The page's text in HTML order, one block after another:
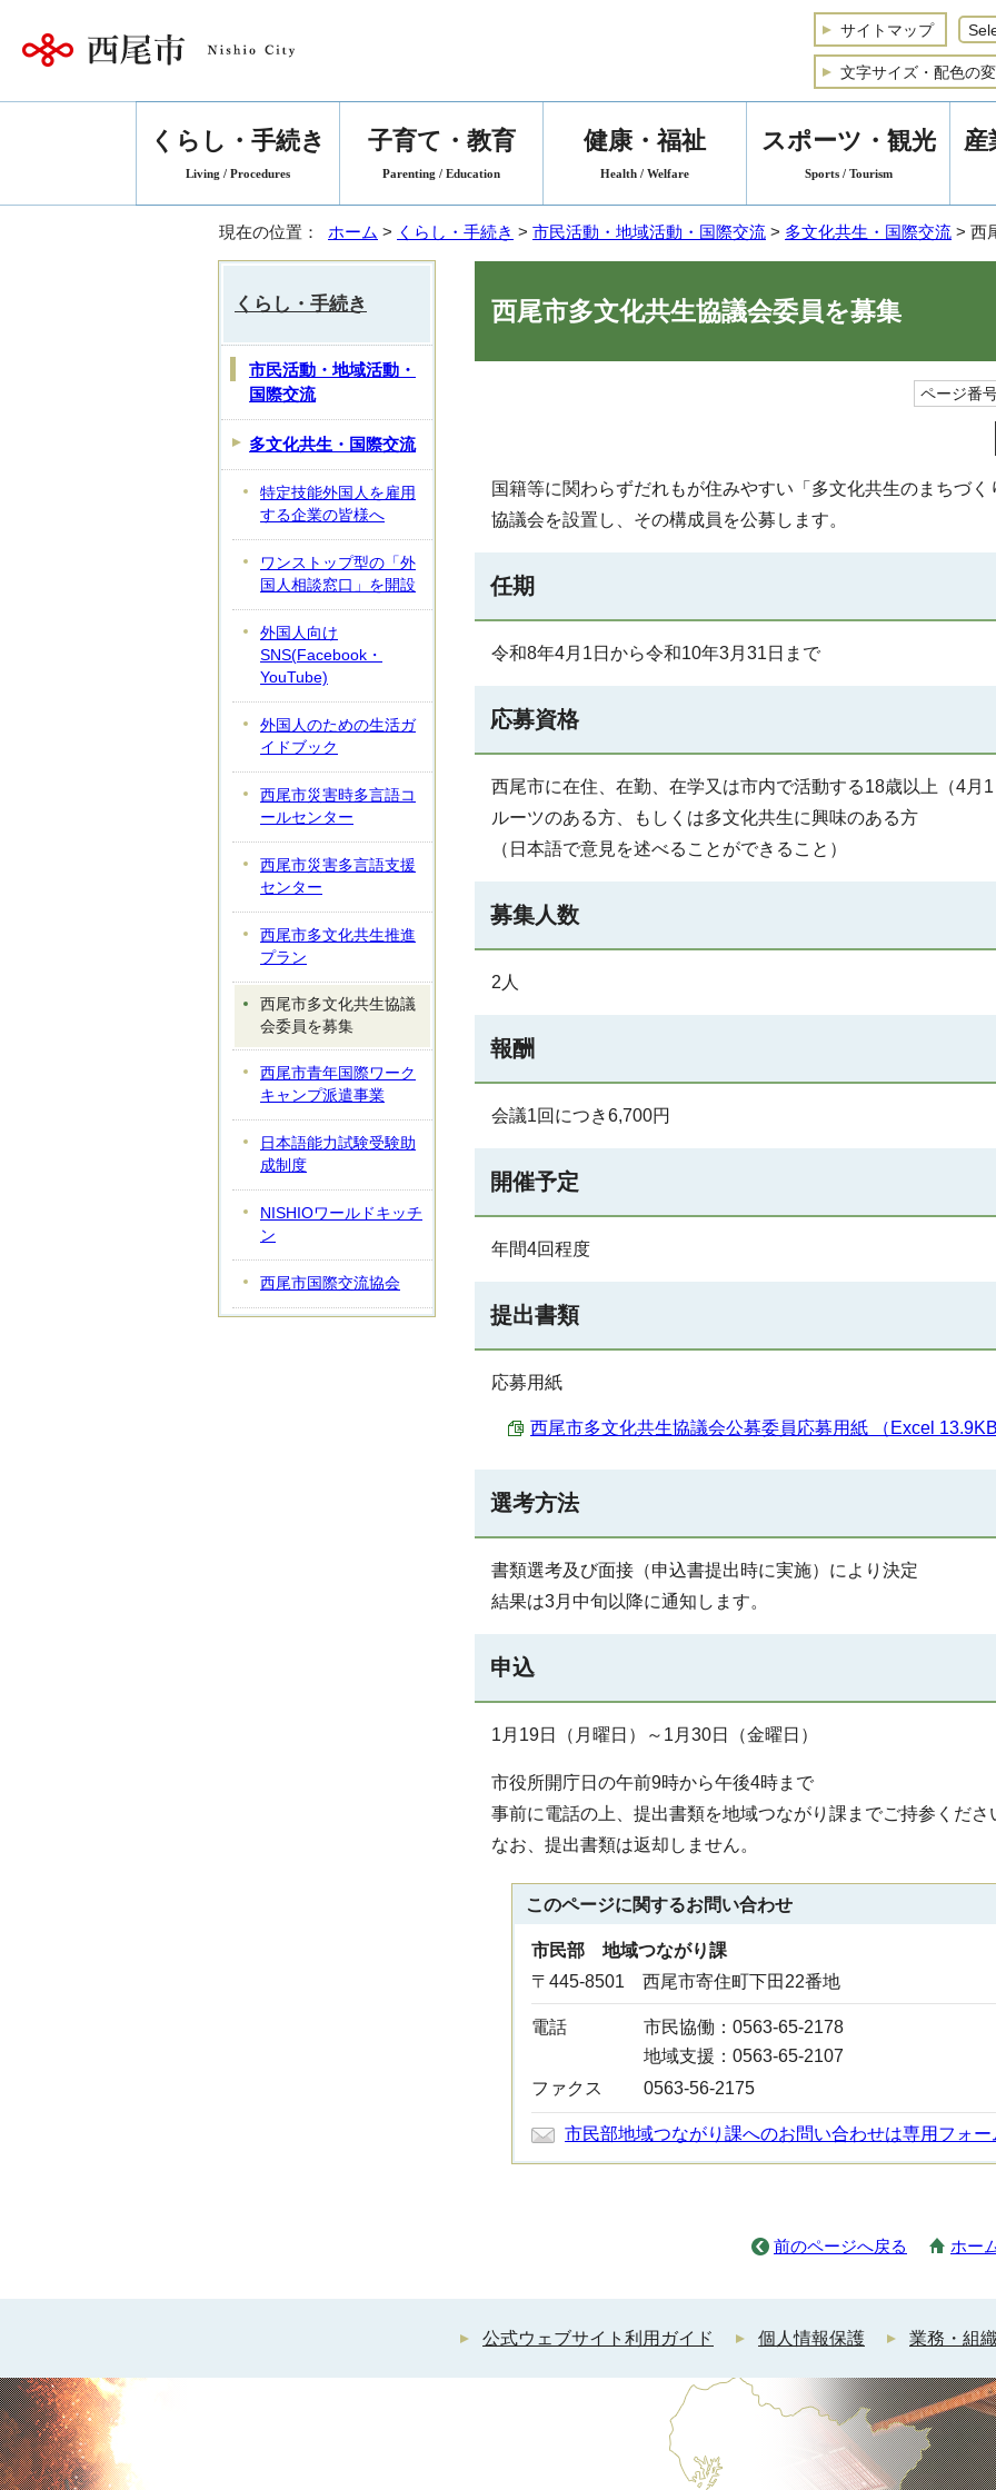
サイトマップ
文字サイズ・配色の
くらし・手続き
Living / Procedures
子育て・教育
Parenting / Education
健康・福祉
Health / Welfare
スポーツ・観光
Sports / Tourism
産
現在の位置： ホーム > くらし・手続き > 市民活動・地域活動・国際交流 > 多文化共生・国際交流 > 西
西尾市多文化共生協議会委員を募集
ページ番
国籍等に関わらずだれもが住みやすい「多文化共生のまちづ
協議会を設置し、その構成員を公募します。
任期
令和8年4月1日から令和10年3月31日まで
応募資格
西尾市に在住、在勤、在学又は市内で活動する18歳以上（4月
ルーツのある方、もしくは多文化共生に興味のある方
（日本語で意見を述べることができること）
募集人数
2人
報酬
会議1回につき6,700円
開催予定
年間4回程度
提出書類
応募用紙
西尾市多文化共生協議会公募委員応募用紙 （Excel
選考方法
書類選考及び面接（申込書提出時に実施）により決定
結果は3月中旬以降に通知します。
申込
1月19日（月曜日）～1月30日（金曜日）
市役所開庁日の午前9時から午後4時まで
事前に電話の上、提出書類を地域つながり課までご持参くださ
なお、提出書類は返却しません。
このページに関するお問い合わせ
市民部 地域つながり課
〒445-8501 西尾市寄住町下田22番地
電話
市民協働：0563-65-2178
地域支援：0563-65-2107
ファクス
0563-56-2175
市民部地域つながり課へのお問い合わせは専用フォ
くらし・手続き
市民活動・地域活動・
国際交流
多文化共生・国際交流
特定技能外国人を雇用
する企業の皆様へ
ワンストップ型の「外
国人相談窓口」を開設
外国人向け
SNS(Facebook・
YouTube)
外国人のための生活ガ
イドブック
西尾市災害時多言語コ
ールセンター
西尾市災害多言語支援
センター
西尾市多文化共生推進
プラン
西尾市多文化共生協議
会委員を募集
西尾市青年国際ワーク
キャンプ派遣事業
日本語能力試験受験助
成制度
NISHIOワールドキッチ
ン
西尾市国際交流協会
前のページへ戻る ホー
公式ウェブサイト利用ガイド 個人情報保護 業務・組